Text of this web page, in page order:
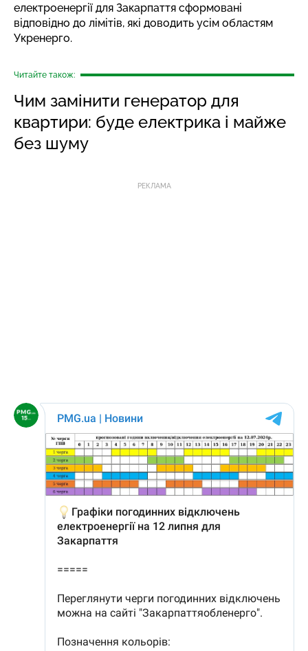
електроенергії для Закарпаття сформовані
відповідно до лімітів, які доводить усім областям
Укренерго.
Читайте також:
Чим замінити генератор для
квартири: буде електрика і майже
без шуму
РЕКЛАМА